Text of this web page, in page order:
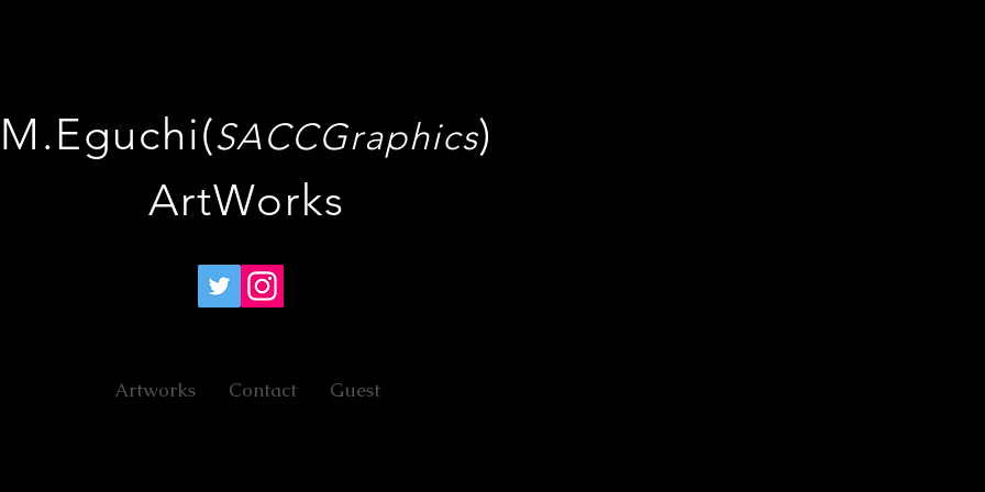
M.Eguchi(SACCGraphics)
​ArtWorks
Artworks Contact Guest